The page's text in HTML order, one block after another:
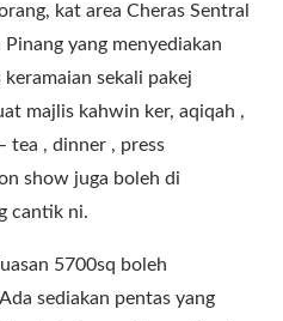
kat area Cheras Sentral
yang menyediakan
sekali pakej
majlis kahwin ker, aqiqah ,
tea , dinner , press
show juga boleh di
cantik ni.
5700sq boleh
sediakan pentas yang